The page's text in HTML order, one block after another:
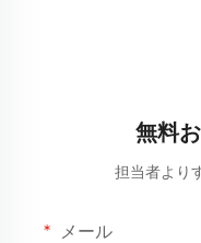
無料
担当者より
メール